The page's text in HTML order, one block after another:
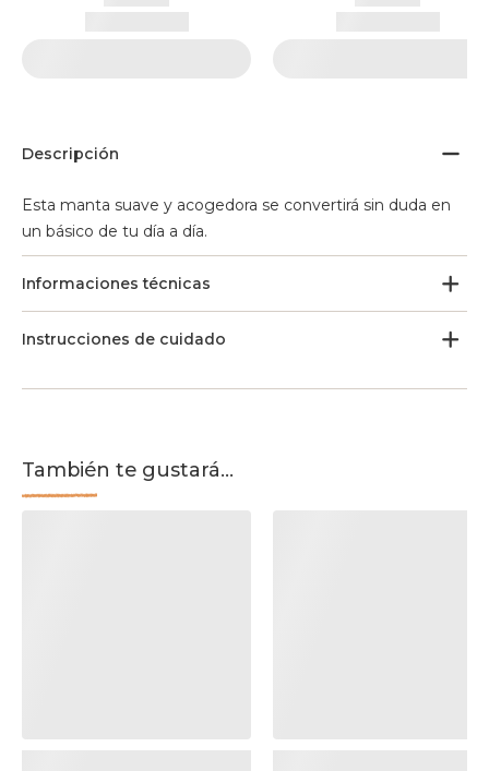
Descripción
Esta manta suave y acogedora se convertirá sin duda en
un básico de tu día a día.
Informaciones técnicas
Instrucciones de cuidado
También te gustará...